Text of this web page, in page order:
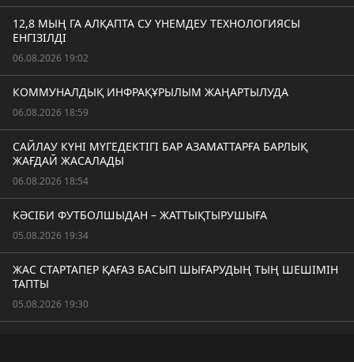
12,8 МЫҢ ГА АЛҚАПТА СУ ҮНЕМДЕУ ТЕХНОЛОГИЯСЫ
ЕНГІЗІЛДІ
06.08.2026 19:02
КОММУНАЛДЫҚ ИНФРАҚҰРЫЛЫМ ЖАҢАРТЫЛУДА
06.08.2026 18:59
САЙЛАУ КҮНІ МҮГЕДЕКТІГІ БАР АЗАМАТТАРҒА БАРЛЫҚ
ЖАҒДАЙ ЖАСАЛАДЫ
06.08.2026 18:54
КӘСІБИ ФУТБОЛШЫДАН – ЖАТТЫҚТЫРУШЫҒА
05.08.2026 19:34
ЖАС СТАРТАПЕР ҚАҒАЗ БАСЫП ШЫҒАРУДЫҢ ТЫҢ ШЕШІМІН
ТАПТЫ
05.08.2026 19:30